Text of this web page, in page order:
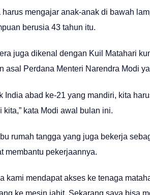
harus mengajar anak-anak di bawah
berusia 43 tahun itu.
juga dikenal dengan Kuil Matahari
asal Perdana Menteri Narendra Modi
India abad ke-21 yang mandiri, kita
kita,” kata Modi awal bulan ini.
rumah tangga yang juga bekerja
membantu pekerjaannya.
kami mendapat akses ke tenaga